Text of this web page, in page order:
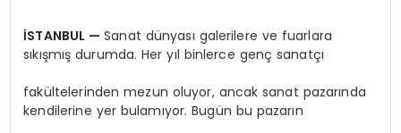
İSTANBUL —Sanat dünyası galerilere ve fuarlara
sıkışmış durumda. Her yıl binlerce genç sanatçı
fakültelerinden mezun oluyor, ancak sanat pazarında
kendilerine yer bulamıyor. Bugün bu pazarın